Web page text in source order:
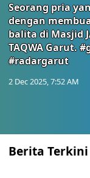
Seorang pria
dengan
balita di Masjid
TAQWA Garut.
#radargarut
2 Dec 2025, 7:52 AM
Berita Terkini